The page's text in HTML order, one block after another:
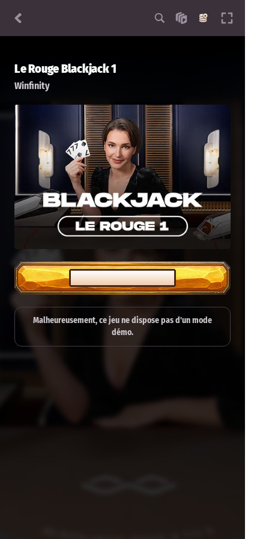
Le Rouge Blackjack 1
Winfinity
JOUER EN MODE RÉEL
Malheureusement, ce jeu ne dispose pas d'un mode
démo.